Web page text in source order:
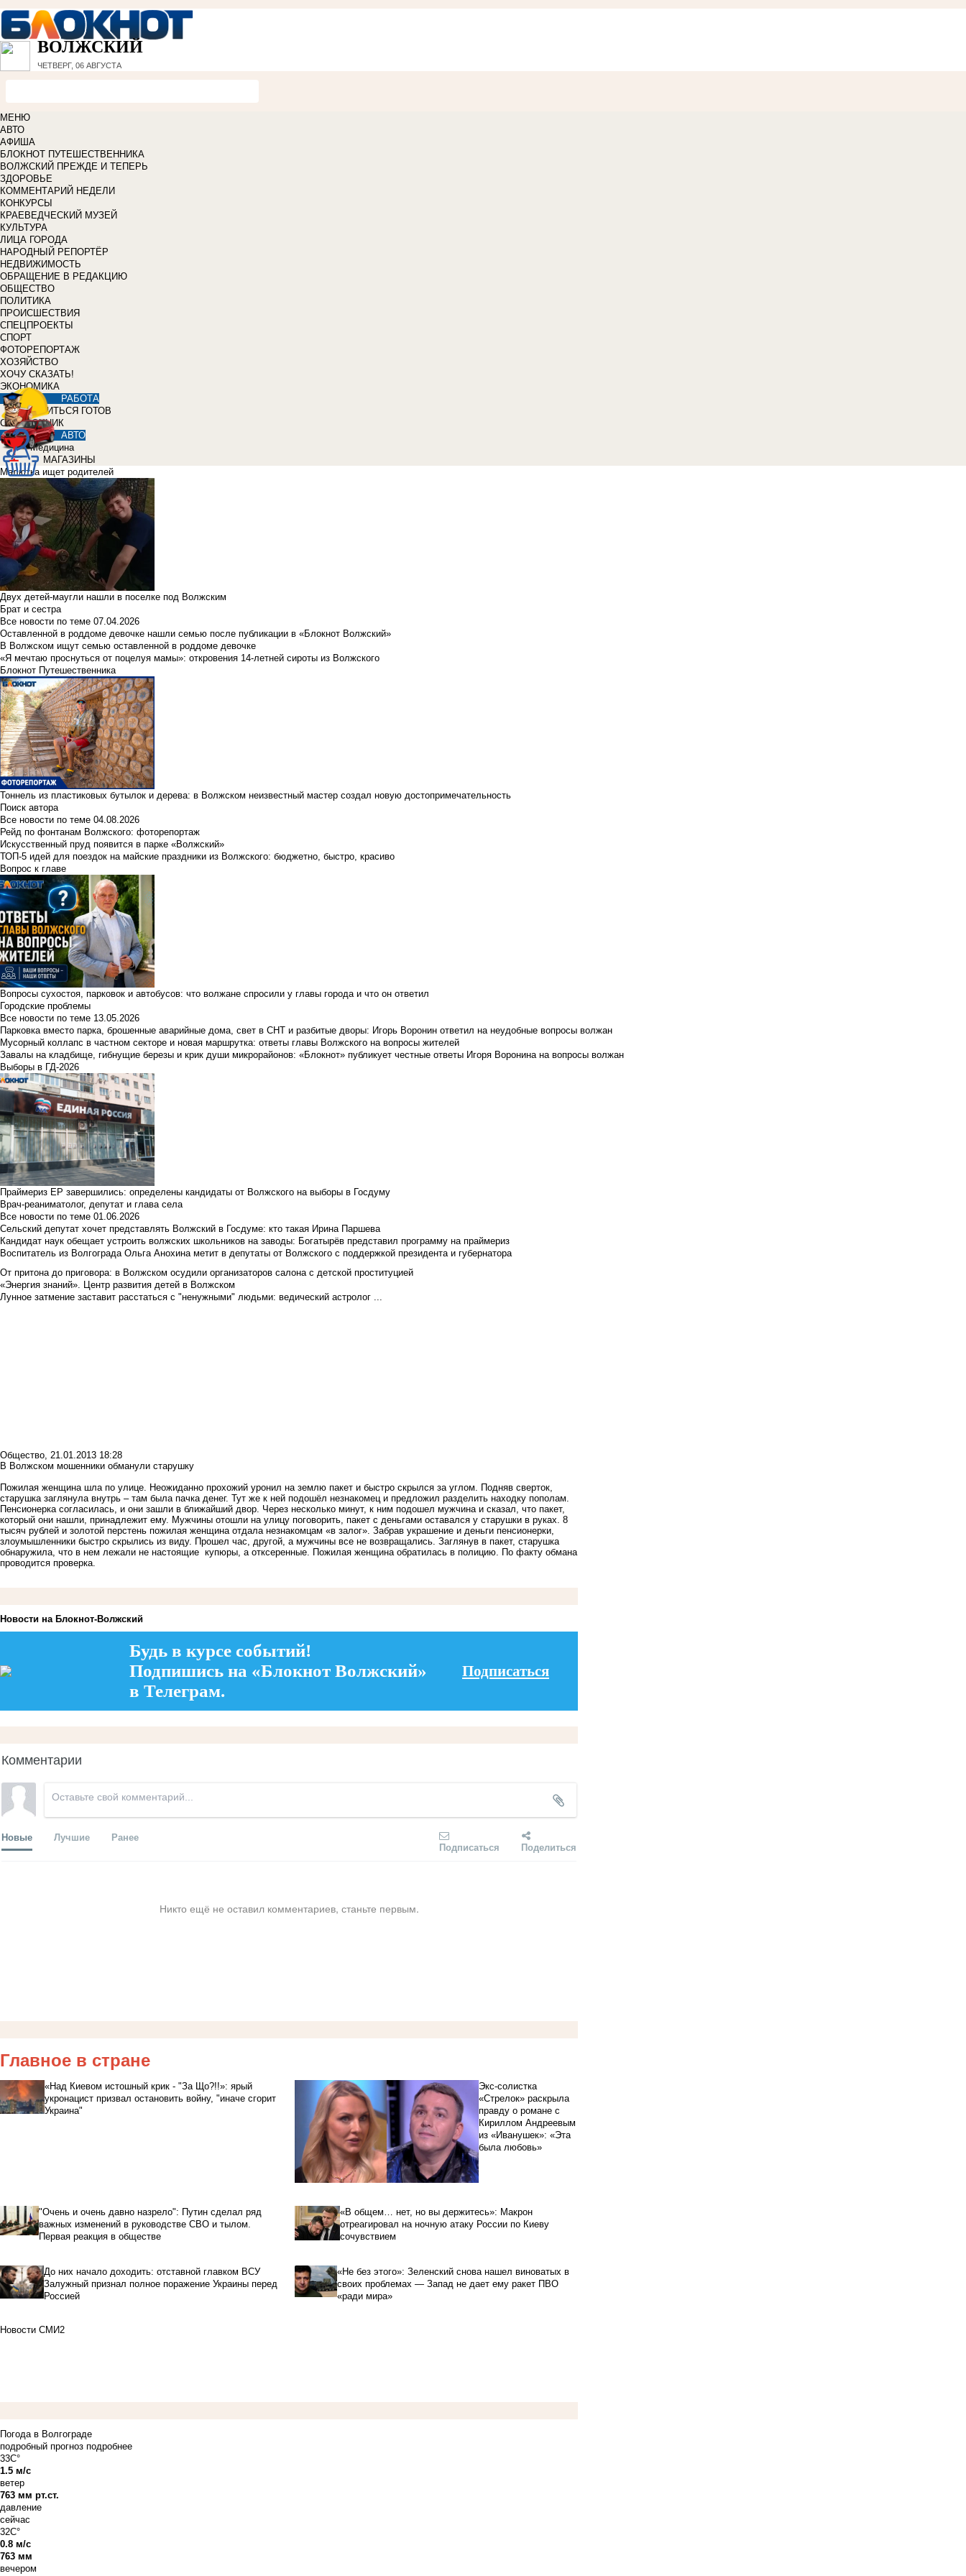
ВОЛЖСКИЙ
ЧЕТВЕРГ, 06 АВГУСТА
МЕНЮ
АВТО
АФИША
БЛОКНОТ ПУТЕШЕСТВЕННИКА
ВОЛЖСКИЙ ПРЕЖДЕ И ТЕПЕРЬ
ЗДОРОВЬЕ
КОММЕНТАРИЙ НЕДЕЛИ
КОНКУРСЫ
КРАЕВЕДЧЕСКИЙ МУЗЕЙ
КУЛЬТУРА
ЛИЦА ГОРОДА
НАРОДНЫЙ РЕПОРТЁР
НЕДВИЖИМОСТЬ
ОБРАЩЕНИЕ В РЕДАКЦИЮ
ОБЩЕСТВО
ПОЛИТИКА
ПРОИСШЕСТВИЯ
СПЕЦПРОЕКТЫ
СПОРТ
ФОТОРЕПОРТАЖ
ХОЗЯЙСТВО
ХОЧУ СКАЗАТЬ!
ЭКОНОМИКА
РАБОТА
УЧИТЬСЯ ГОТОВ
СПРАВОЧНИК
АВТО
Медицина
МАГАЗИНЫ
Малютка ищет родителей
Двух детей-маугли нашли в поселке под Волжским
Брат и сестра
Все новости по теме 07.04.2026
Оставленной в роддоме девочке нашли семью после публикации в «Блокнот Волжский»
В Волжском ищут семью оставленной в роддоме девочке
«Я мечтаю проснуться от поцелуя мамы»: откровения 14-летней сироты из Волжского
Блокнот Путешественника
Тоннель из пластиковых бутылок и дерева: в Волжском неизвестный мастер создал новую достопримечательность
Поиск автора
Все новости по теме 04.08.2026
Рейд по фонтанам Волжского: фоторепортаж
Искусственный пруд появится в парке «Волжский»
ТОП-5 идей для поездок на майские праздники из Волжского: бюджетно, быстро, красиво
Вопрос к главе
Вопросы сухостоя, парковок и автобусов: что волжане спросили у главы города и что он ответил
Городские проблемы
Все новости по теме 13.05.2026
Парковка вместо парка, брошенные аварийные дома, свет в СНТ и разбитые дворы: Игорь Воронин ответил на неудобные вопросы волжан
Мусорный коллапс в частном секторе и новая маршрутка: ответы главы Волжского на вопросы жителей
Завалы на кладбище, гибнущие березы и крик души микрорайонов: «Блокнот» публикует честные ответы Игоря Воронина на вопросы волжан
Выборы в ГД-2026
Праймериз ЕР завершились: определены кандидаты от Волжского на выборы в Госдуму
Врач-реаниматолог, депутат и глава села
Все новости по теме 01.06.2026
Сельский депутат хочет представлять Волжский в Госдуме: кто такая Ирина Паршева
Кандидат наук обещает устроить волжских школьников на заводы: Богатырёв представил программу на праймериз
Воспитатель из Волгограда Ольга Анохина метит в депутаты от Волжского с поддержкой президента и губернатора
От притона до приговора: в Волжском осудили организаторов салона с детской проституцией
«Энергия знаний». Центр развития детей в Волжском
Лунное затмение заставит расстаться с "ненужными" людьми: ведический астролог ...
Общество, 21.01.2013 18:28
В Волжском мошенники обманули старушку
Пожилая женщина шла по улице. Неожиданно прохожий уронил на землю пакет и быстро скрылся за углом. Подняв сверток,
старушка заглянула внутрь – там была пачка денег. Тут же к ней подошёл незнакомец и предложил разделить находку пополам.
Пенсионерка согласилась, и они зашли в ближайший двор. Через несколько минут, к ним подошел мужчина и сказал, что пакет,
который они нашли, принадлежит ему. Мужчины отошли на улицу поговорить, пакет с деньгами оставался у старушки в руках. 8
тысяч рублей и золотой перстень пожилая женщина отдала незнакомцам «в залог». Забрав украшение и деньги пенсионерки,
злоумышленники быстро скрылись из виду. Прошел час, другой, а мужчины все не возвращались. Заглянув в пакет, старушка
обнаружила, что в нем лежали не настоящие купюры, а отксеренные. Пожилая женщина обратилась в полицию. По факту обмана
проводится проверка.
Новости на Блoкнoт-Волжский
Будь в курсе событий!
Подпишись на «Блокнот Волжский»
в Телеграм.
Подписаться
Комментарии
Новые Лучшие Ранее
Подписаться Поделиться
Никто ещё не оставил комментариев, станьте первым.
Главное в стране
«Над Киевом истошный крик - "За Що?!!»: ярый
укронацист призвал остановить войну, "иначе сгорит
Украина"
Экс-солистка
«Стрелок» раскрыла
правду о романе с
Кириллом Андреевым
из «Иванушек»: «Эта
была любовь»
"Очень и очень давно назрело": Путин сделал ряд
важных изменений в руководстве СВО и тылом.
Первая реакция в обществе
«В общем… нет, но вы держитесь»: Макрон
отреагировал на ночную атаку России по Киеву
сочувствием
До них начало доходить: отставной главком ВСУ
Залужный признал полное поражение Украины перед
Россией
«Не без этого»: Зеленский снова нашел виноватых в
своих проблемах — Запад не дает ему ракет ПВО
«ради мира»
Новости СМИ2
Погода в Волгограде
подробный прогноз подробнее
33C°
1.5 м/с
ветер
763 мм рт.ст.
давление
сейчас
32C°
0.8 м/с
763 мм
вечером